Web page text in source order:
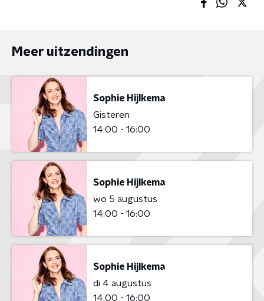
Meer uitzendingen
Sophie Hijlkema
Gisteren
14:00 - 16:00
Sophie Hijlkema
wo 5 augustus
14:00 - 16:00
Sophie Hijlkema
di 4 augustus
14:00 - 16:00